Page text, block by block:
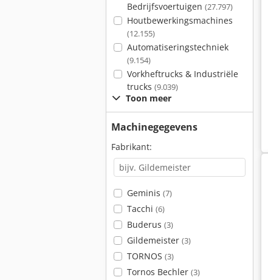
Bedrijfsvoertuigen (27.797)
Houtbewerkingsmachines
(12.155)
Automatiseringstechniek
(9.154)
Vorkheftrucks & Industriële
trucks (9.039)
Toon meer
Machinegegevens
Fabrikant:
Geminis (7)
Tacchi (6)
Buderus (3)
Gildemeister (3)
TORNOS (3)
Tornos Bechler (3)